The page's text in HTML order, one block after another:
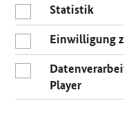
Statistik
Einwilligung
Player